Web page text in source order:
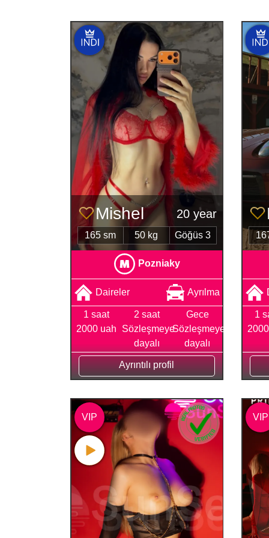
Mіshel 20 year
165 sm 50 kg Göğüs 3
Pozniaky
Daireler Ayrılma
1 saat
2000 uah
2 saat
Sözleşmeye
dayalı
Gece
Sözleşmeye
dayalı
Ayrıntılı profil
1
VIP VIP